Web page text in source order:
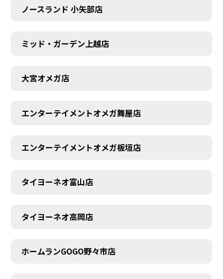
ノースランド 小矢部店
ミッド・ガーデン上越店
大宮オメガ店
エンターテイメントオメガ舞屋店
エンターテイメントオメガ板垣店
タイヨーネオ富山店
タイヨーネオ高岡店
ホームランGOGO野々市店